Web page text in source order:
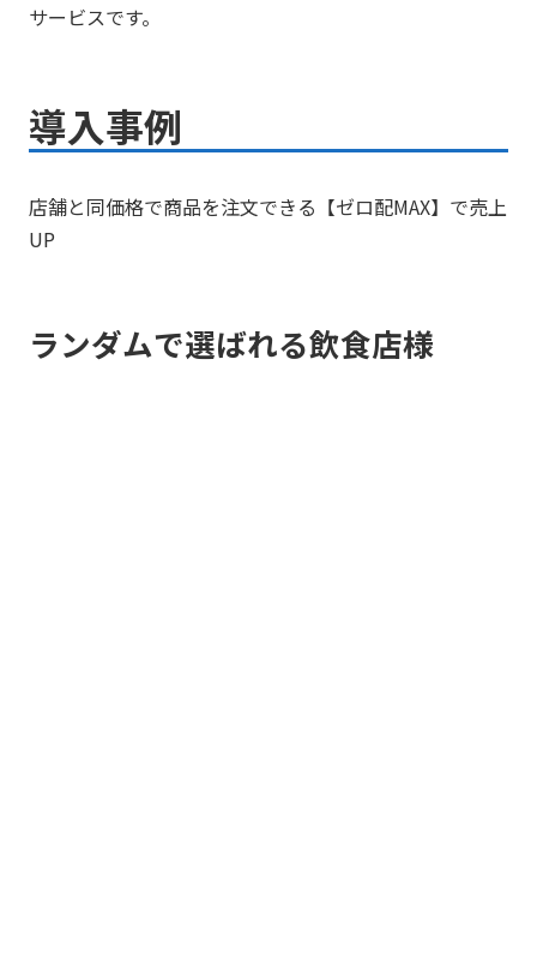
サービスです。
導入事例
店舗と同価格で商品を注文できる【ゼロ配MAX】で売上
UP
ランダムで選ばれる飲食店様